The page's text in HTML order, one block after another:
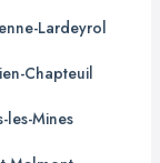
Lardeyrol
Chapteuil
les-Mines